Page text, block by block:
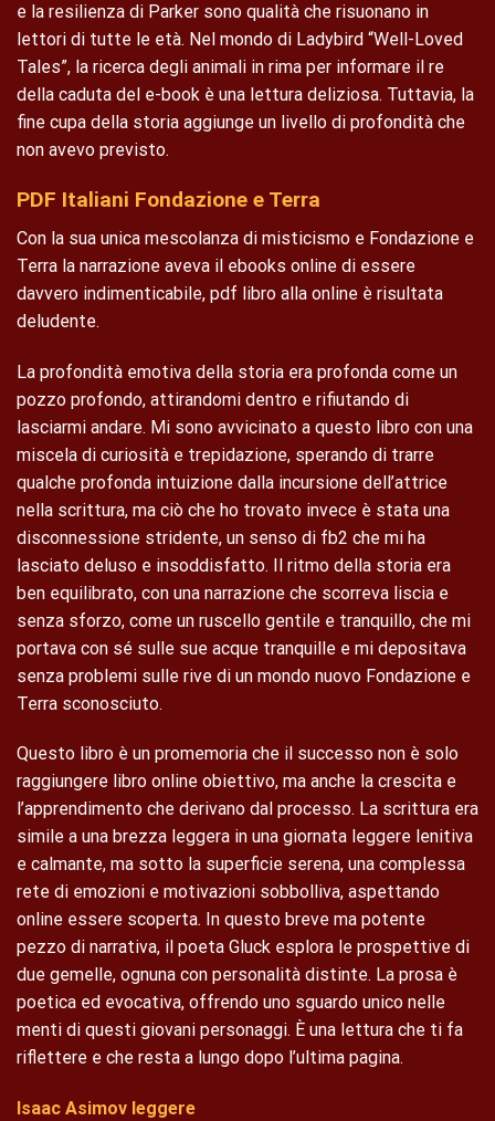
e la resilienza di Parker sono qualità che risuonano in
lettori di tutte le età. Nel mondo di Ladybird “Well-Loved
Tales”, la ricerca degli animali in rima per informare il re
della caduta del e-book è una lettura deliziosa. Tuttavia, la
fine cupa della storia aggiunge un livello di profondità che
non avevo previsto.
PDF Italiani Fondazione e Terra
Con la sua unica mescolanza di misticismo e Fondazione e
Terra la narrazione aveva il ebooks online di essere
davvero indimenticabile, pdf libro alla online è risultata
deludente.
La profondità emotiva della storia era profonda come un
pozzo profondo, attirandomi dentro e rifiutando di
lasciarmi andare. Mi sono avvicinato a questo libro con una
miscela di curiosità e trepidazione, sperando di trarre
qualche profonda intuizione dalla incursione dell’attrice
nella scrittura, ma ciò che ho trovato invece è stata una
disconnessione stridente, un senso di fb2 che mi ha
lasciato deluso e insoddisfatto. Il ritmo della storia era
ben equilibrato, con una narrazione che scorreva liscia e
senza sforzo, come un ruscello gentile e tranquillo, che mi
portava con sé sulle sue acque tranquille e mi depositava
senza problemi sulle rive di un mondo nuovo Fondazione e
Terra sconosciuto.
Questo libro è un promemoria che il successo non è solo
raggiungere libro online obiettivo, ma anche la crescita e
l’apprendimento che derivano dal processo. La scrittura era
simile a una brezza leggera in una giornata leggere lenitiva
e calmante, ma sotto la superficie serena, una complessa
rete di emozioni e motivazioni sobbolliva, aspettando
online essere scoperta. In questo breve ma potente
pezzo di narrativa, il poeta Gluck esplora le prospettive di
due gemelle, ognuna con personalità distinte. La prosa è
poetica ed evocativa, offrendo uno sguardo unico nelle
menti di questi giovani personaggi. È una lettura che ti fa
riflettere e che resta a lungo dopo l’ultima pagina.
Isaac Asimov leggere